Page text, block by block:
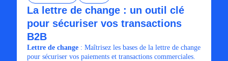
La lettre de change : un outil clé
pour sécuriser vos transactions
B2B
Lettre de change : Maîtrisez les bases de la lettre de change
pour sécuriser vos paiements et transactions commerciales.